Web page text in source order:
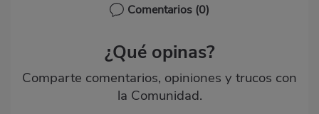
Comentarios (0)
¿Qué opinas?
Comparte comentarios, opiniones y trucos con
la Comunidad.